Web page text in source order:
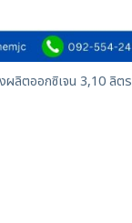
ผลิตออกซิเจน 3,10 ลิตร